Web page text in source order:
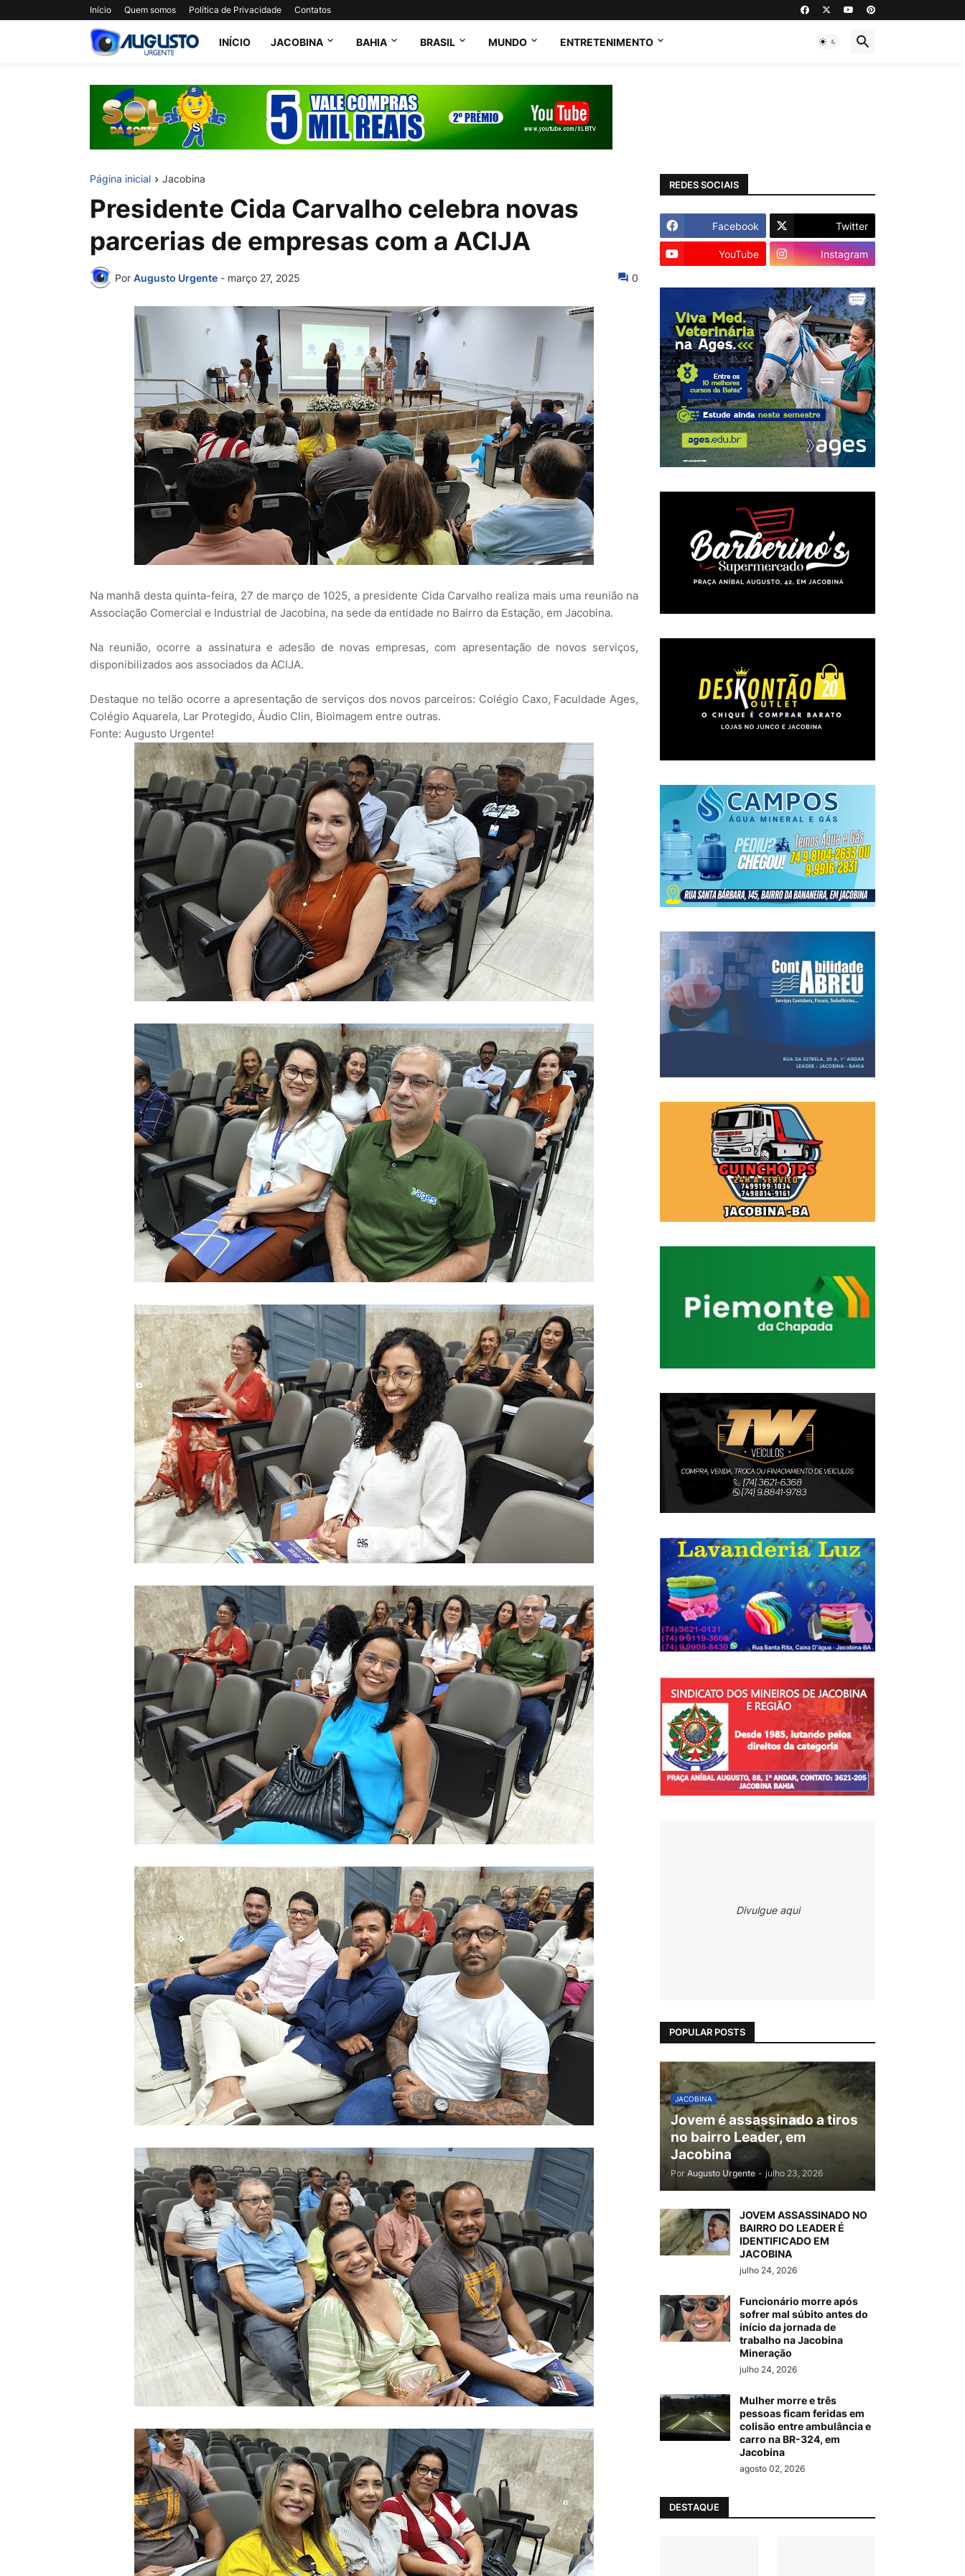
Início Quem somos Política de Privacidade Contatos
INÍCIO JACOBINA BAHIA BRASIL MUNDO ENTRETENIMENTO
Página inicial Jacobina
Presidente Cida Carvalho celebra novas
parcerias de empresas com a ACIJA
Por Augusto Urgente - março 27, 2025 0
Na manhã desta quinta-feira, 27 de março de 1025, a presidente Cida Carvalho realiza mais uma reunião na
Associação Comercial e Industrial de Jacobina, na sede da entidade no Bairro da Estação, em Jacobina.
Na reunião, ocorre a assinatura e adesão de novas empresas, com apresentação de novos serviços,
disponibilizados aos associados da ACIJA.
Destaque no telão ocorre a apresentação de serviços dos novos parceiros: Colégio Caxo, Faculdade Ages,
Colégio Aquarela, Lar Protegido, Áudio Clin, Bioimagem entre outras.
Fonte: Augusto Urgente!
REDES SOCIAIS
Facebook Twitter
YouTube Instagram
Divulgue aqui
POPULAR POSTS
JACOBINA
Jovem é assassinado a tiros
no bairro Leader, em
Jacobina
Por Augusto Urgente - julho 23, 2026
JOVEM ASSASSINADO NO
BAIRRO DO LEADER É
IDENTIFICADO EM
JACOBINA
julho 24, 2026
Funcionário morre após
sofrer mal súbito antes do
início da jornada de
trabalho na Jacobina
Mineração
julho 24, 2026
Mulher morre e três
pessoas ficam feridas em
colisão entre ambulância e
carro na BR-324, em
Jacobina
agosto 02, 2026
DESTAQUE